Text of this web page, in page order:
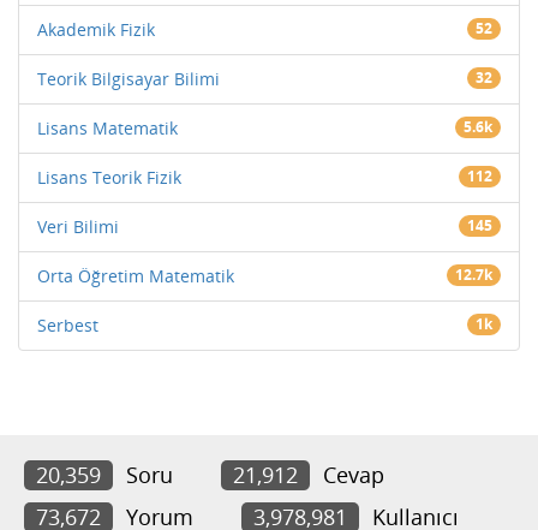
Akademik Fizik 52
Teorik Bilgisayar Bilimi 32
Lisans Matematik 5.6k
Lisans Teorik Fizik 112
Veri Bilimi 145
Orta Öğretim Matematik 12.7k
Serbest 1k
20,359 Soru 21,912
Cevap
73,672
Yorum 3,978,981 Kullanıcı